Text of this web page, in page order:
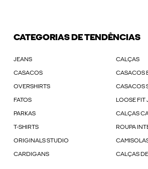
CATEGORIAS DE TENDÊNCIAS
JEANS CALÇAS
CASACOS CASACOS
OVERSHIRTS CASACOS
FATOS LOOSE FIT
PARKAS CALÇAS
T-SHIRTS ROUPA
ORIGINALS STUDIO
CARDIGANS CALÇAS